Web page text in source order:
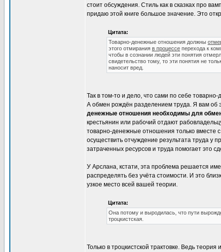
стоит обсуждения. Стиль как в сказках про
придаю этой книге большое значение. Это
Цитата:
Товарно-денежные отношения должны
этого отмирания в процессе перехода к
чтобы в сознании людей эти понятия
свидетельство тому, то эти понятия не
наносит вред.
Так в том-то и дело, что сами по себе
А обмен рождён разделением труда. Я вам об
денежные отношения необходимы для
крестьянин или рабочий отдают
товарно-денежные отношения только вместе
осуществить отчуждение результата труда у
затраченных ресурсов и труда помогает это
У Арслана, кстати, эта проблема решается
распределять без учёта стоимости. И это
узкое место всей вашей теории.
Цитата:
Она потому и выродилась, что пути
троцкистская.
Только в троцкистской трактовке. Ведь